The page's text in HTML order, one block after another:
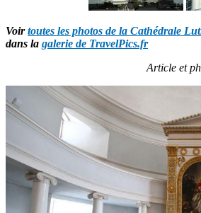
Voirtoutes les photos de la Cathédrale
dans la galerie de TravelPics.fr
Article et